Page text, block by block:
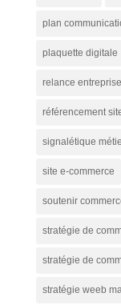
plan
plaquette digitale
relance entreprise
référencement
signalétique
site e-commerce
soutenir
stratégie de
stratégie de
stratégie weeb